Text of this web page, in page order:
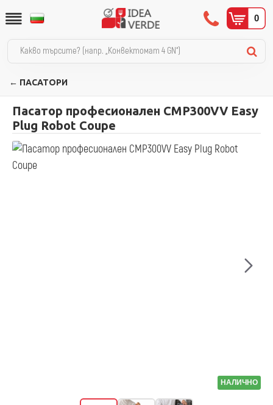
0
← ПАСАТОРИ
Пасатор професионален CMP300VV Easy
Plug Robot Coupe
НАЛИЧНО